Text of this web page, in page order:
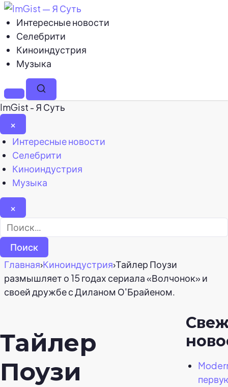
Интересные новости
Селебрити
Киноиндустрия
Музыка
МенюПоиск
ImGist - Я Суть
×
Закрыть
меню
Интересные новости
Селебрити
Киноиндустрия
Музыка
×
Найти:
Главная›Киноиндустрия›Тайлер Поузи
размышляет о 15 годах сериала «Волчонок» и
своей дружбе с Диланом О'Брайеном.
Тайлер
Поузи